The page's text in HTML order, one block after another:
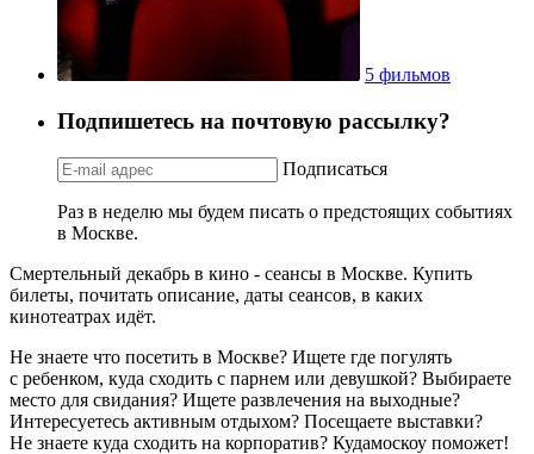
5 фильмов
Подпишетесь на почтовую рассылку?
Подписаться
Раз в неделю мы будем писать о предстоящих событиях
в Москве.
Смертельный декабрь в кино - сеансы в Москве. Купить
билеты, почитать описание, даты сеансов, в каких
кинотеатрах идёт.
Не знаете что посетить в Москве? Ищете где погулять
с ребенком, куда сходить с парнем или девушкой? Выбираете
место для свидания? Ищете развлечения на выходные?
Интересуетесь активным отдыхом? Посещаете выставки?
Не знаете куда сходить на корпоратив? Кудамоскоу поможет!